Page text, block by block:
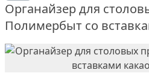
Органайзер для
Полимербыт со